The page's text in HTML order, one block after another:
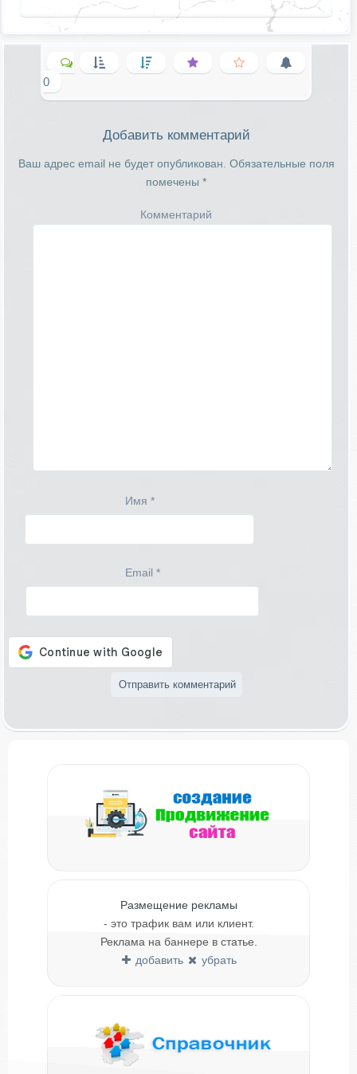
0
Добавить комментарий
Ваш адрес email не будет опубликован. Обязательные поля
помечены *
Комментарий
Имя *
Email *
Размещение рекламы
- это трафик вам или клиент.
Реклама на баннере в статье.
добавить
убрать